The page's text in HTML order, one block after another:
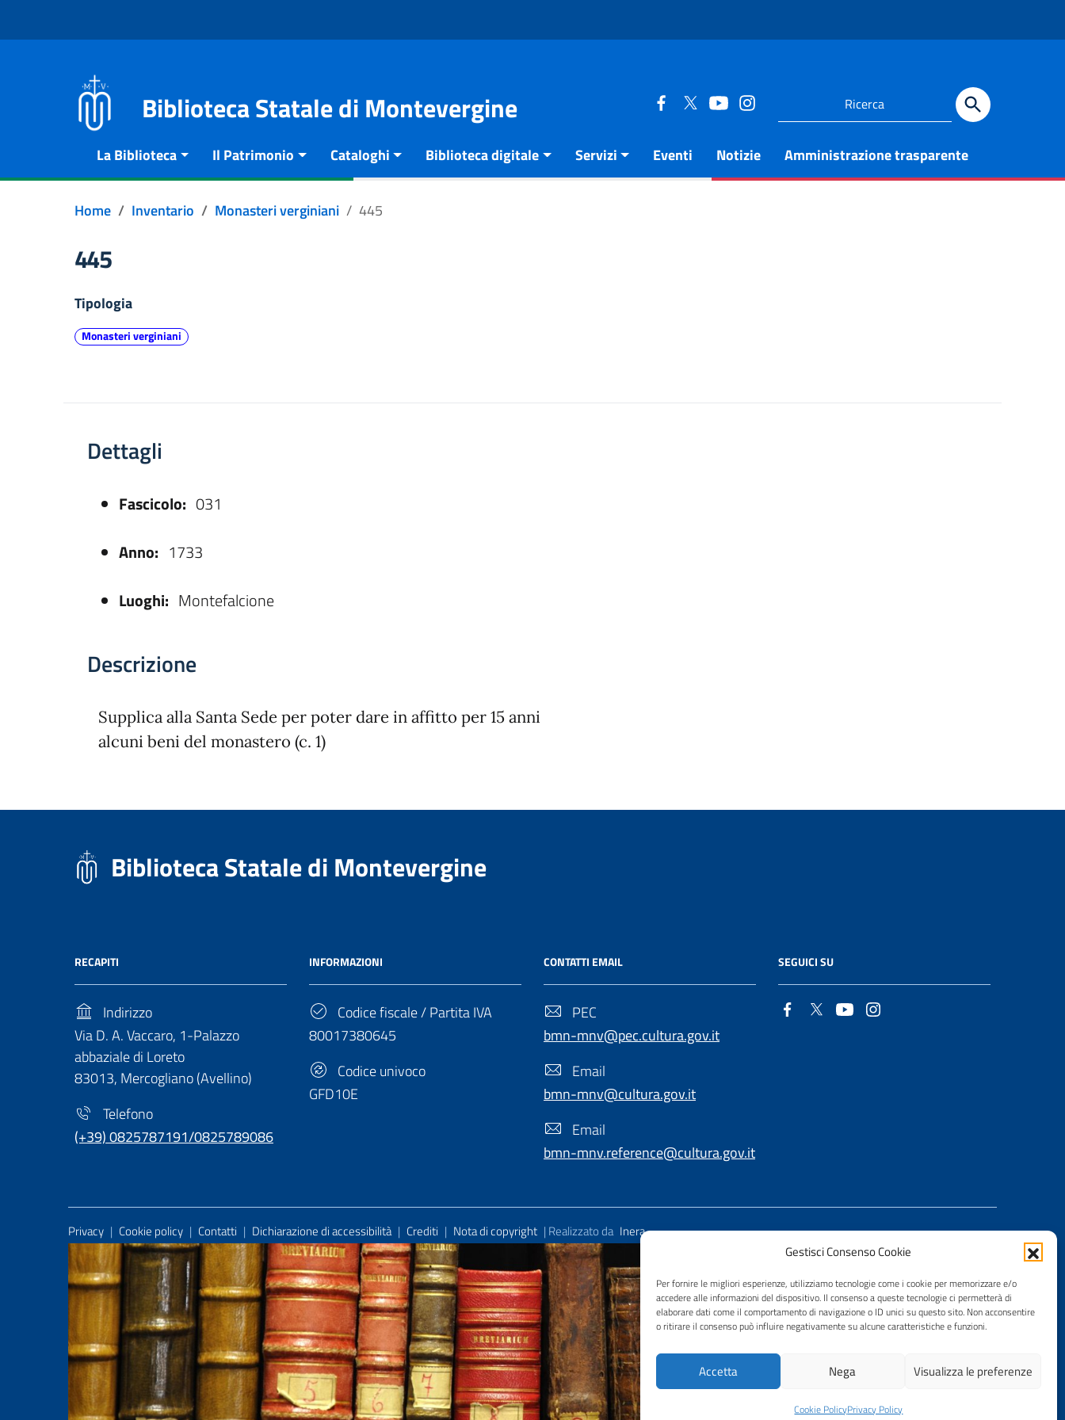
Gestisci Consenso Cookie
Per fornire le migliori esperienze, utilizziamo tecnologie come i cookie per memorizzare e/o
accedere alle informazioni del dispositivo. Il consenso a queste tecnologie ci permetterà di
elaborare dati come il comportamento di navigazione o ID unici su questo sito. Non acconsentire
o ritirare il consenso può influire negativamente su alcune caratteristiche e funzioni.
Accetta Nega Visualizza le preferenze
Cookie PolicyPrivacy Policy
Biblioteca Statale di Montevergine
La Biblioteca Il Patrimonio Cataloghi Biblioteca digitale Servizi Eventi Notizie Amministrazione trasparente
Home Inventario Monasteri verginiani 445
445
Tipologia
Monasteri verginiani
Dettagli
Fascicolo: 031
Anno: 1733
Luoghi: Montefalcione
Descrizione
Supplica alla Santa Sede per poter dare in affitto per 15 anni
alcuni beni del monastero (c. 1)
Biblioteca Statale di Montevergine
RECAPITI
Indirizzo
Via D. A. Vaccaro, 1-Palazzo
abbaziale di Loreto
83013, Mercogliano (Avellino)
Telefono
(+39) 0825787191/0825789086
INFORMAZIONI
Codice fiscale / Partita IVA
80017380645
Codice univoco
GFD10E
CONTATTI EMAIL
PEC
bmn-mnv@pec.cultura.gov.it
Email
bmn-mnv@cultura.gov.it
Email
bmn-mnv.reference@cultura.gov.it
SEGUICI SU
Useful Links Section
Privacy | Cookie policy | Contatti | Dichiarazione di accessibilità | Crediti | Nota di copyright | Realizzato da Inera